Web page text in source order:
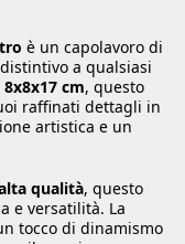
è un capolavoro di
a qualsiasi
8x8x17 cm, questo
raffinati dettagli in
artistica e un
qualità, questo
e versatilità. La
tocco di dinamismo